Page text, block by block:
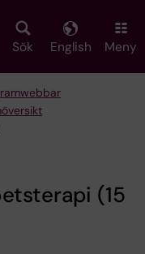
Sök English Meny
(15